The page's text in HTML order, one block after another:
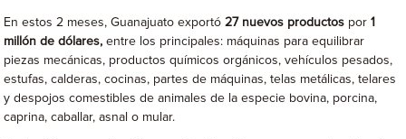
En estos 2 meses, Guanajuato exportó27 nuevos productos por1
millón de dólares,entre los principales: máquinas para equilibrar
piezas mecánicas, productos químicos orgánicos, vehículos pesados,
estufas, calderas, cocinas, partes de máquinas, telas metálicas, telares
y despojos comestibles de animales de la especie bovina, porcina,
caprina, caballar, asnal o mular.